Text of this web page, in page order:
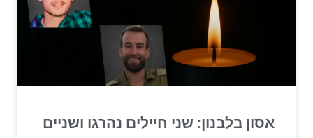
אסון בלבנון: שני חיילים נהרגו ושניים